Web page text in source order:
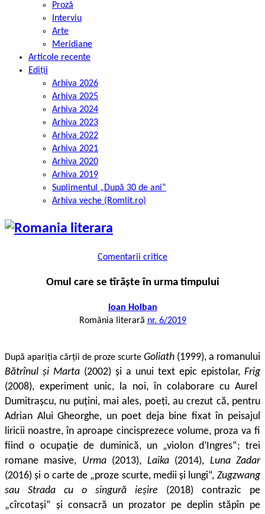
Proză
Interviu
Arte
Meridiane
Articole recente
Ediții
Arhiva 2026
Arhiva 2025
Arhiva 2024
Arhiva 2023
Arhiva 2022
Arhiva 2021
Arhiva 2020
Arhiva 2019
Suplimentul „După 30 de ani”
Arhiva veche (Romlit.ro)
Comentarii critice
Omul care se tîrăște în urma timpului
Ioan Holban
România literară nr. 6/2019
După apariția cărții de proze scurte Goliath (1999), a romanului
Bătrînul și Marta (2002) și a unui text epic epistolar, Frig
(2008), experiment unic, la noi, în cola­borare cu Aurel
Dumitrașcu, nu puțini, mai ales, poeți, au crezut că, pentru
Adrian Alui Gheorghe, un poet deja bine fixat în peisa­jul
liricii noastre, în aproape cincisprezece volume, proza va fi
fiind o ocupație de duminică, un „violon d’Ingres“; trei
romane ma­sive, Urma(2013), Laika (2014), Luna Zadar
(2016) și o carte de „proze scurte, medii și lungi“, Zugzwang
sau Strada cu o singură ieșire (2018) contrazic pe
„cîrcotași“ și consacră un prozator pe deplin stăpîn pe